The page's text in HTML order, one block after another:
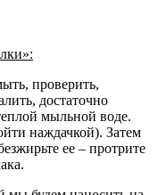
проверить,
достаточно
мыльной воде.
наждачкой). Затем
ее – протрите